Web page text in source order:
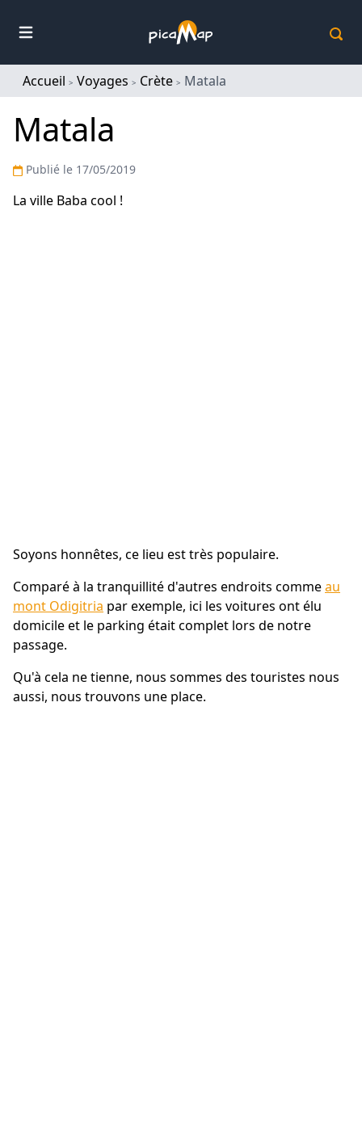
Picamap
Accueil Voyages Crète Matala
Matala
Publié le 17/05/2019
La ville Baba cool !
Soyons honnêtes, ce lieu est très populaire.
Comparé à la tranquillité d'autres endroits commeau
mont Odigitria par exemple, ici les voitures ont élu
domicile et le parking était complet lors de notre
passage.
Qu'à cela ne tienne, nous sommes des touristes nous
aussi, nous trouvons une place.